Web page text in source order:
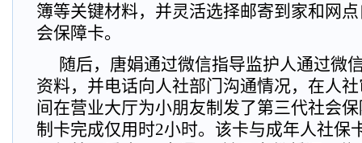
簿等关键材料，并灵活选择邮寄到家和网
会保障卡。
随后，唐娟通过微信指导监护人通过微
资料，并电话向人社部门沟通情况，在人
间在营业大厅为小朋友制发了第三代社会
制卡完成仅用时2小时。该卡与成年人社保